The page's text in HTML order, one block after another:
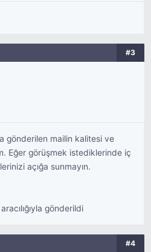
#3
gönderilen mailin kalitesi ve
Eğer görüşmek istediklerinde iç
açığa sunmayın.
gönderildi
#4